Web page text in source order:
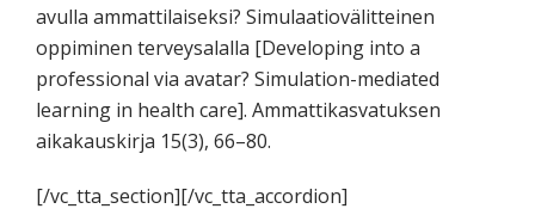
avulla ammattilaiseksi? Simulaatiovälitteinen
oppiminen terveysalalla [Developing into a
professional via avatar? Simulation-mediated
learning in health care]. Ammattikasvatuksen
aikakauskirja 15(3), 66–80.
[/vc_tta_section][/vc_tta_accordion]